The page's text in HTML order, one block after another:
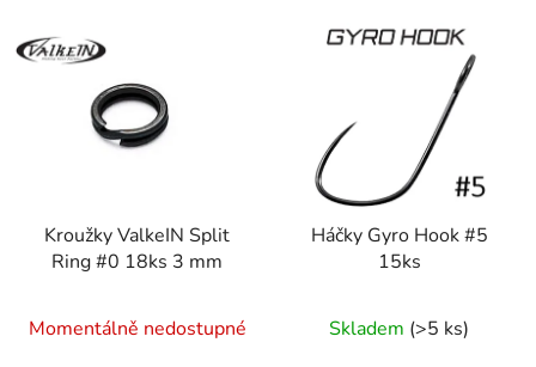
Kroužky ValkeIN Split
Ring #0 18ks 3 mm
Momentálně nedostupné
Háčky Gyro Hook #5
15ks
Skladem (>5 ks)